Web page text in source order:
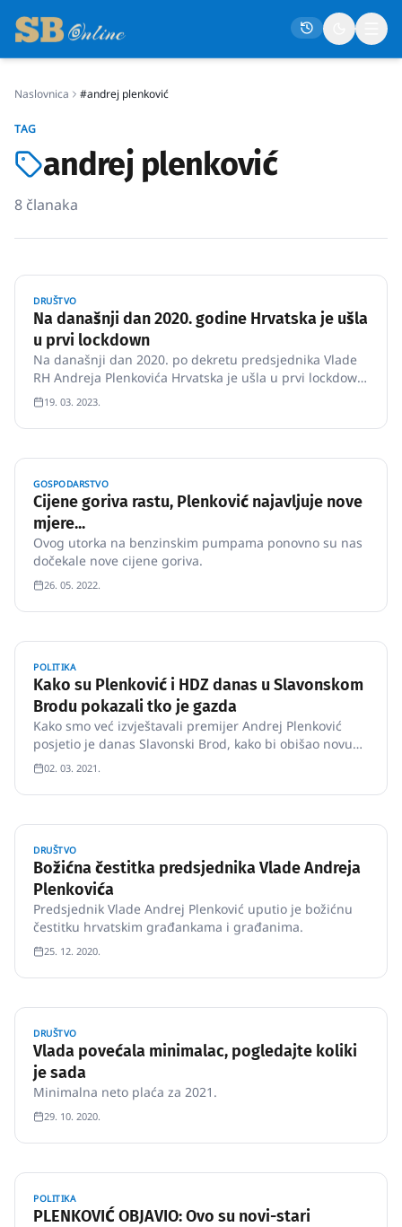
Društvo
Politika
Gospodarstvo
Crna kronika
Sport
Kultura
Osmrtnice
Naslovnica #andrej plenković
TAG
andrej plenković
8 članaka
DRUŠTVO
Na današnji dan 2020. godine Hrvatska je ušla
u prvi lockdown
Na današnji dan 2020. po dekretu predsjednika Vlade
RH Andreja Plenkovića Hrvatska je ušla u prvi lockdown.
Građanima je zabranjeno napuštanje doma "bez
opravdanog razloga", zatvorene su škole i vrtići, većina
biznisa, ljudi su prikovani uz male ekrane čekali
19. 03. 2023.
GOSPODARSTVO
Cijene goriva rastu, Plenković najavljuje nove
mjere...
Ovog utorka na benzinskim pumpama ponovno su nas
dočekale nove cijene goriva.
26. 05. 2022.
POLITIKA
Kako su Plenković i HDZ danas u Slavonskom
Brodu pokazali tko je gazda
Kako smo već izvještavali premijer Andrej Plenković
posjetio je danas Slavonski Brod, kako bi obišao novu
zgradu pedijatrije Doma zdravlja.
02. 03. 2021.
DRUŠTVO
Božićna čestitka predsjednika Vlade Andreja
Plenkovića
Predsjednik Vlade Andrej Plenković uputio je božićnu
čestitku hrvatskim građankama i građanima.
25. 12. 2020.
DRUŠTVO
Vlada povećala minimalac, pogledajte koliki
je sada
Minimalna neto plaća za 2021.
29. 10. 2020.
POLITIKA
PLENKOVIĆ OBJAVIO: Ovo su novi-stari